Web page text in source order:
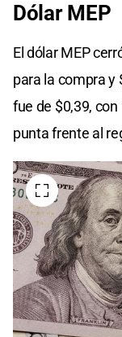
Dólar MEP
El dólar MEP
para la compra y
fue de $0,39,
punta frente al